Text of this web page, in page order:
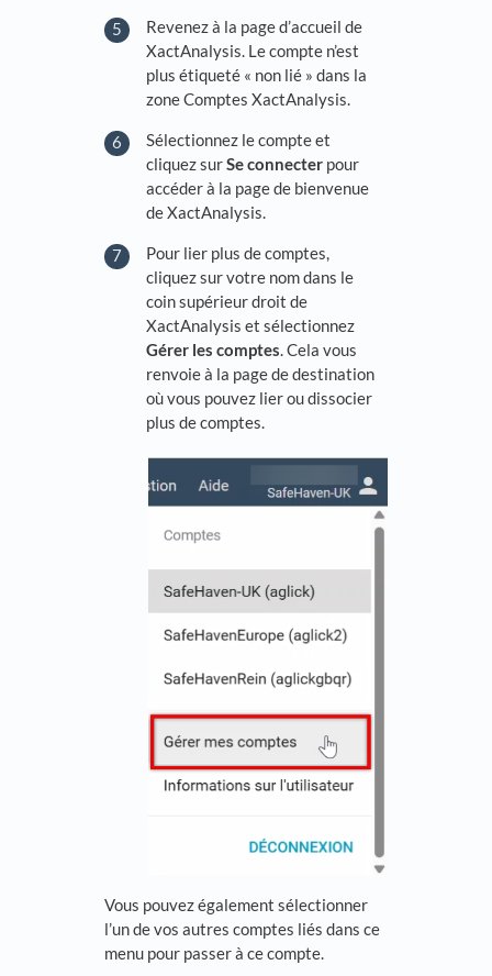
Revenez à la page d’accueil de
XactAnalysis. Le compte n’est
plus étiqueté « non lié » dans la
zone Comptes XactAnalysis.
Sélectionnez le compte et
cliquez surSe connecter pour
accéder à la page de bienvenue
de XactAnalysis.
Pour lier plus de comptes,
cliquez sur votre nom dans le
coin supérieur droit de
XactAnalysis et sélectionnez
Gérer les comptes. Cela vous
renvoie à la page de destination
où vous pouvez lier ou dissocier
plus de comptes.
Vous pouvez également sélectionner
l’un de vos autres comptes liés dans ce
menu pour passer à ce compte.